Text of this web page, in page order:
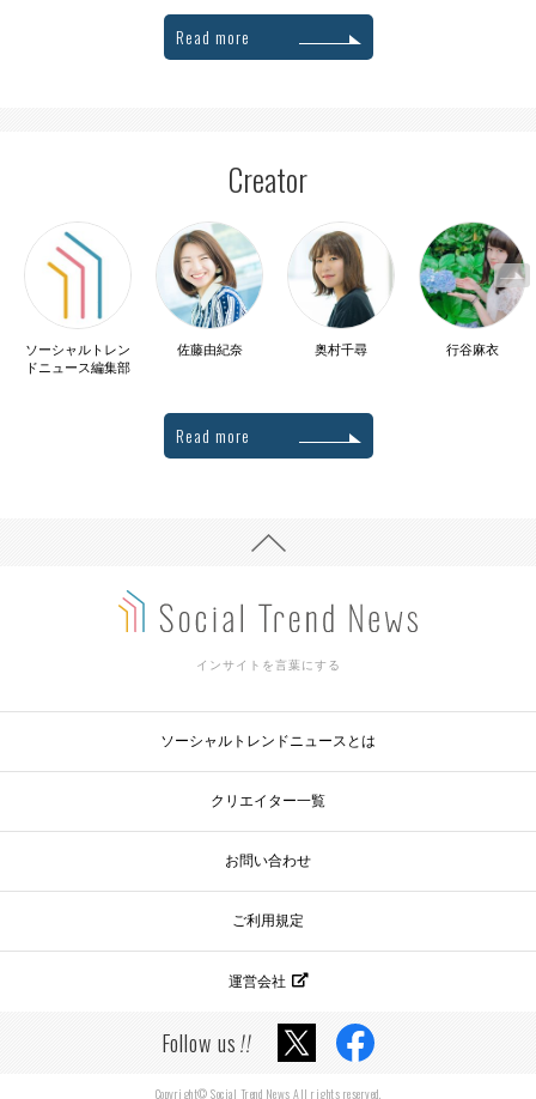
Read more
Creator
ソーシャルトレン
ドニュース編集部
佐藤由紀奈 奥村千尋 行谷麻衣
Read more
インサイトを言葉にする
ソーシャルトレンドニュースとは
クリエイター一覧
お問い合わせ
ご利用規定
運営会社
Follow us!!
Copyright© Social Trend News All rights reserved.